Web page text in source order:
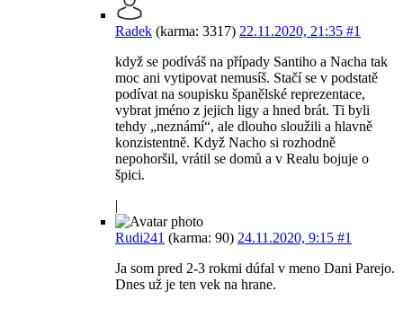
Radek (karma: 3317) 22.11.2020, 21:35 #1
když se podíváš na případy Santiho a Nacha tak
moc ani vytipovat nemusíš. Stačí se v podstatě
podívat na soupisku španělské reprezentace,
vybrat jméno z jejich ligy a hned brát. Ti byli
tehdy „neznámí“, ale dlouho sloužili a hlavně
konzistentně. Když Nacho si rozhodně
nepohoršil, vrátil se domů a v Realu bojuje o
špici.
|
Rudi241 (karma: 90) 24.11.2020, 9:15 #1
Ja som pred 2-3 rokmi dúfal v meno Dani Parejo.
Dnes už je ten vek na hrane.